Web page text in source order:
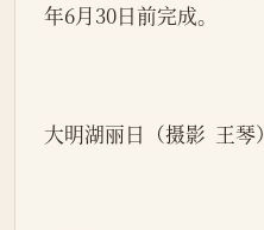
年6月30日前完成。
大明湖丽日（摄影  王琴）